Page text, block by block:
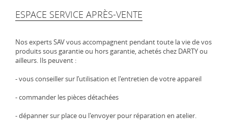
ESPACE SERVICE APRÈS-VENTE
Nos experts SAV vous accompagnent pendant toute la vie de vos
produits sous garantie ou hors garantie, achetés chez DARTY ou
ailleurs. Ils peuvent :
- vous conseiller sur l’utilisation et l'entretien de votre appareil
- commander les pièces détachées
- dépanner sur place ou l'envoyer pour réparation en atelier.